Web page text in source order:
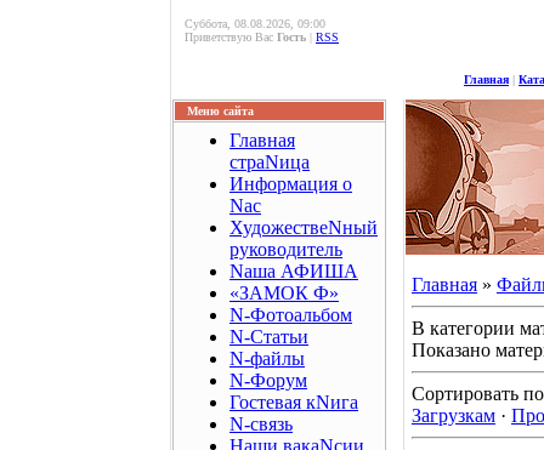
Суббота, 08.08.2026, 09:00
Приветствую Вас Гость | RSS
Главная |
Меню сайта
Главная
страNица
Информация о
Nас
ХудожествеNный
руководитель
Nаша АФИША
«ЗАМОК Ф»
N-Фотоальбом
N-Статьи
N-файлы
N-Форум
Гостевая кNига
N-связь
Наши вакаNсии
Главная »
В категории
Показано
Сортировать
Загрузкам ·